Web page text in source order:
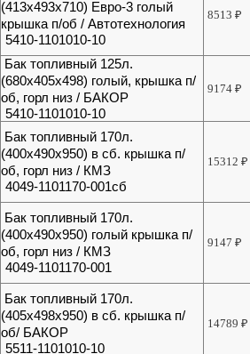
(413х493х710) Евро-3 голый
крышка п/об / Автотехнология
5410-1101010-10
8513₽
Бак топливный 125л.
(680х405х498) голый, крышка п/
об, горл низ / БАКОР
5410-1101010-10
9174₽
Бак топливный 170л.
(400х490х950) в сб. крышка п/
об, горл низ / КМЗ
4049-1101170-001сб
15312₽
Бак топливный 170л.
(400х490х950) голый крышка п/
об, горл низ / КМЗ
4049-1101170-001
9147₽
Бак топливный 170л.
(405х498х950) в сб. крышка п/
об/ БАКОР
5511-1101010-10
14789₽